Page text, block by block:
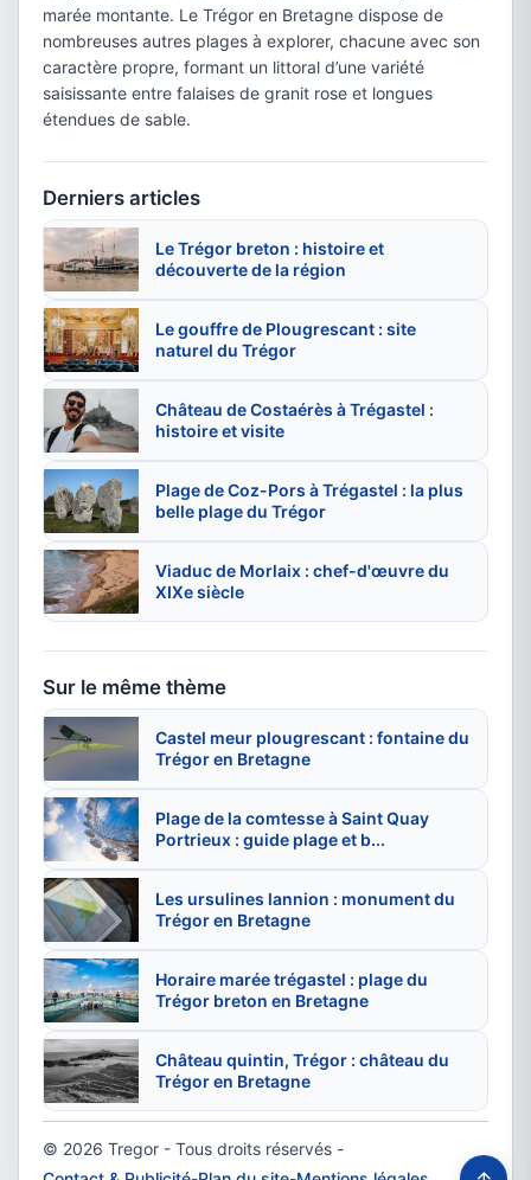
marée montante. Le Trégor en Bretagne dispose de
nombreuses autres plages à explorer, chacune avec son
caractère propre, formant un littoral d’une variété
saisissante entre falaises de granit rose et longues
étendues de sable.
Derniers articles
Le Trégor breton : histoire et
découverte de la région
Le gouffre de Plougrescant : site
naturel du Trégor
Château de Costaérès à Trégastel :
histoire et visite
Plage de Coz-Pors à Trégastel : la plus
belle plage du Trégor
Viaduc de Morlaix : chef-d'œuvre du
XIXe siècle
Sur le même thème
Castel meur plougrescant : fontaine du
Trégor en Bretagne
Plage de la comtesse à Saint Quay
Portrieux : guide plage et b...
Les ursulines lannion : monument du
Trégor en Bretagne
Horaire marée trégastel : plage du
Trégor breton en Bretagne
Château quintin, Trégor : château du
Trégor en Bretagne
© 2026 Tregor - Tous droits réservés -